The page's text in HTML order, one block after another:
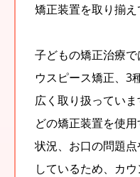
矯正装置を取り揃え
子どもの矯正治療
ウスピース矯正、3
広く取り扱っていま
どの矯正装置を使
状況、お口の問題
しているため、カ